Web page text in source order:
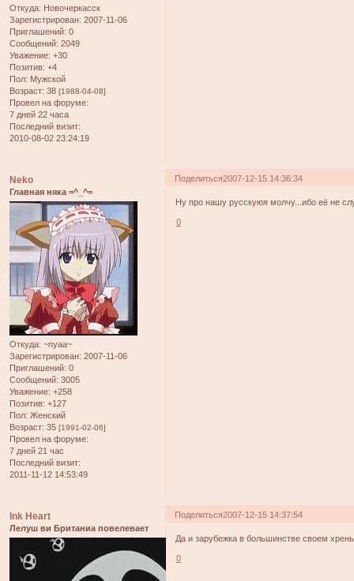
Откуда: Новочеркасск
Зарегистрирован: 2007-11-06
Приглашений: 0
Сообщений: 2049
Уважение: +30
Позитив: +4
Пол: Мужской
Возраст: 38 [1988-04-08]
Провел на форуме:
7 дней 22 часа
Последний визит:
2010-08-02 23:24:19
Поделиться2007-12-15 14:36:34
Neko
Главная няка =^_^=
Откуда: ~nyaa~
Зарегистрирован: 2007-11-06
Приглашений: 0
Сообщений: 3005
Уважение: +258
Позитив: +127
Пол: Женский
Возраст: 35 [1991-02-06]
Провел на форуме:
7 дней 21 час
Последний визит:
2011-11-12 14:53:49
Ну про нашу русскуюя молчу...ибо её не
0
Поделиться2007-12-15 14:37:54
Ink Heart
Лелуш ви Британиа повелевает
Да и зарубежка в большинстве своем хрень
0